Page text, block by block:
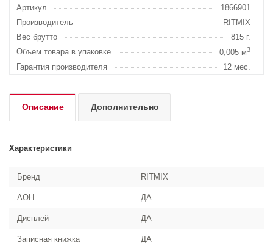
Артикул
1866901
Производитель
RITMIX
Вес брутто
815 г.
Объем товара в упаковке
0,005 м3
Гарантия производителя 12 мес.
Описание Дополнительно
Характеристики
Бренд RITMIX
АОН ДА
Дисплей ДА
Записная книжка ДА